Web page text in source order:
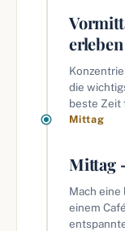
erleben
die
beste Zeit
Mittag
Mittag
Mach eine
einem